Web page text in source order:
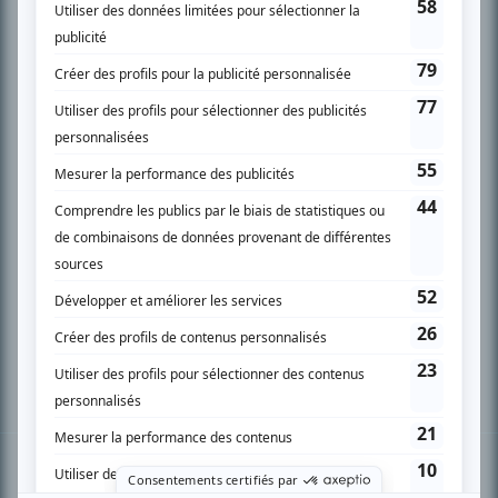
PLAN DU SITE
Accueil
Liste des comédiens
Recherche avancée
Gestion du consentement